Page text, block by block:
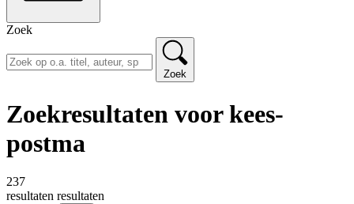
Zoek
Zoek
Zoekresultaten voor kees-
postma
237
resultaten resultaten